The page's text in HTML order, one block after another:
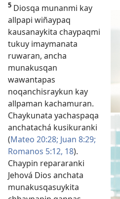
5 Diosqa munanmi kay
allpapi wiñaypaq
kausanaykita chaypaqmi
tukuy imaymanata
ruwaran, ancha
munakusqan
wawantapas
noqanchisraykun kay
allpaman kachamuran.
Chaykunata yachaspaqa
anchatachá kusikuranki
(Mateo 20:28; Juan 8:29;
Romanos 5:12, 18).
Chaypin repararanki
Jehová Dios anchata
munakusqasuykita